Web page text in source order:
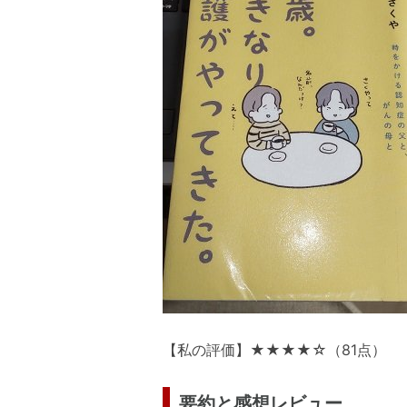
【私の評価】★★★★☆（81点）